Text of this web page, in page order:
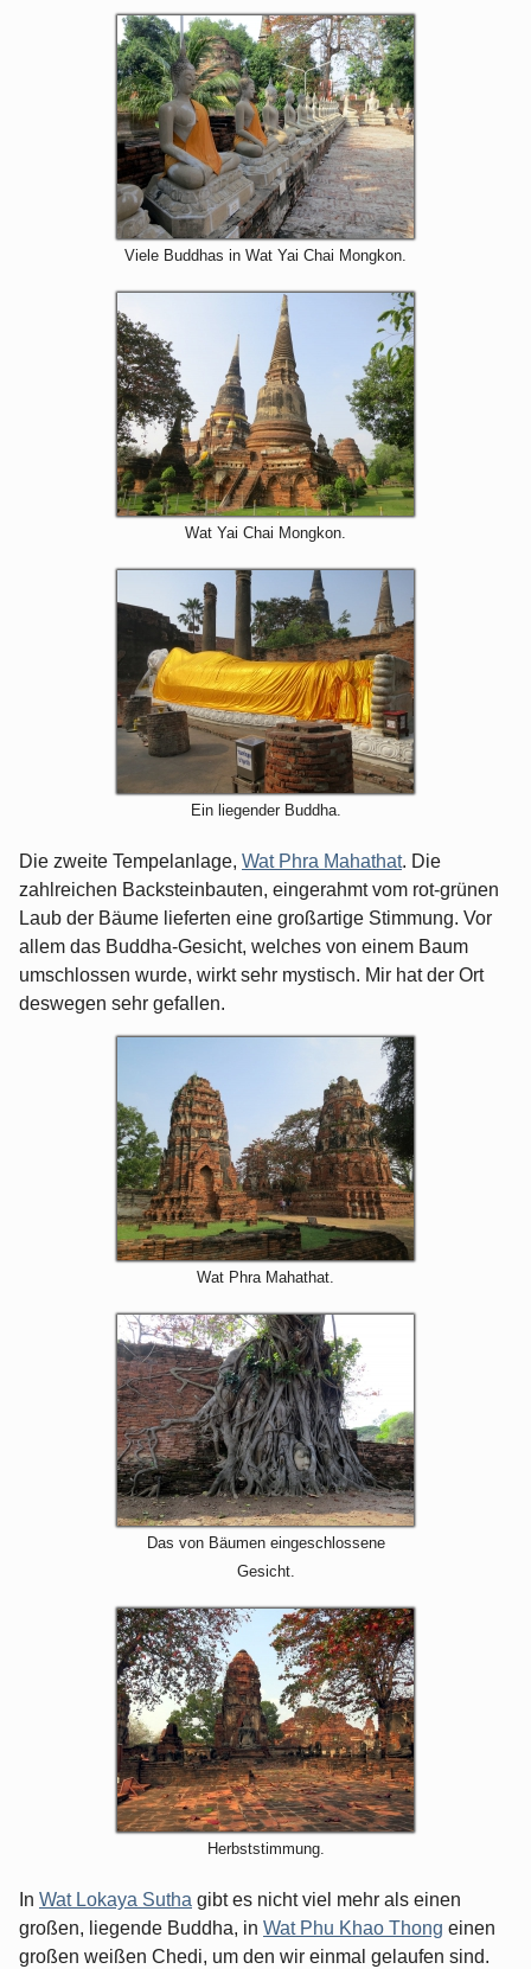
Viele Buddhas in Wat Yai Chai Mongkon.
Wat Yai Chai Mongkon.
Ein liegender Buddha.
Die zweite Tempelanlage, Wat Phra Mahathat. Die
zahlreichen Backsteinbauten, eingerahmt vom rot-grünen
Laub der Bäume lieferten eine großartige Stimmung. Vor
allem das Buddha-Gesicht, welches von einem Baum
umschlossen wurde, wirkt sehr mystisch. Mir hat der Ort
deswegen sehr gefallen.
Wat Phra Mahathat.
Das von Bäumen eingeschlossene
Gesicht.
Herbststimmung.
In Wat Lokaya Sutha gibt es nicht viel mehr als einen
großen, liegende Buddha, in Wat Phu Khao Thong einen
großen weißen Chedi, um den wir einmal gelaufen sind.